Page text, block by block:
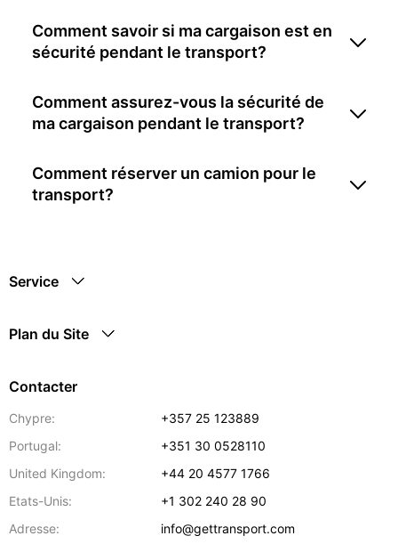
Comment savoir si ma cargaison est en
sécurité pendant le transport?
Comment assurez-vous la sécurité de
ma cargaison pendant le transport?
Comment réserver un camion pour le
transport?
Service
Plan du Site
Contacter
Chypre:
+357 25 123889
Portugal:
+351 30 0528110
United Kingdom:
+44 20 4577 1766
Etats-Unis:
+1 302 240 28 90
Adresse:
info@gettransport.com